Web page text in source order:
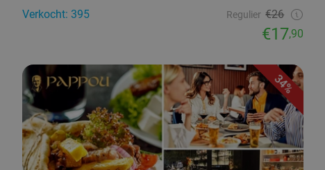
Verkocht: 395
Regulier €26
€17,90
34%